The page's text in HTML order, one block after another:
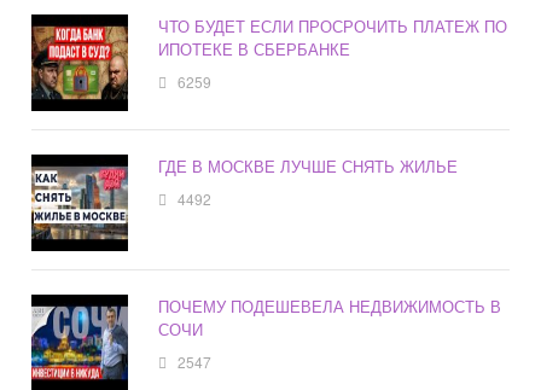
ЧТО БУДЕТ ЕСЛИ ПРОСРОЧИТЬ ПЛАТЕЖ ПО
ИПОТЕКЕ В СБЕРБАНКЕ
6259
ГДЕ В МОСКВЕ ЛУЧШЕ СНЯТЬ ЖИЛЬЕ
4492
ПОЧЕМУ ПОДЕШЕВЕЛА НЕДВИЖИМОСТЬ В
СОЧИ
2547